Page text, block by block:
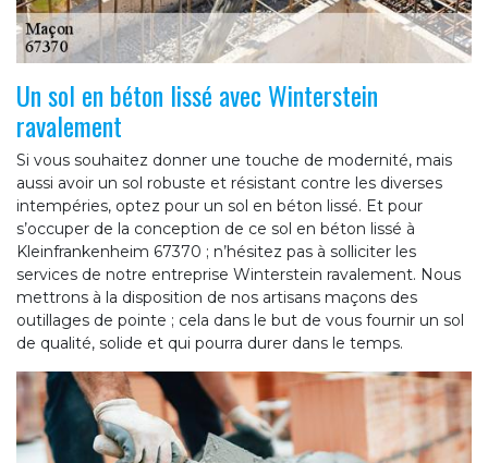
Un sol en béton lissé avec Winterstein
ravalement
Si vous souhaitez donner une touche de modernité, mais
aussi avoir un sol robuste et résistant contre les diverses
intempéries, optez pour un sol en béton lissé. Et pour
s’occuper de la conception de ce sol en béton lissé à
Kleinfrankenheim 67370 ; n’hésitez pas à solliciter les
services de notre entreprise Winterstein ravalement. Nous
mettrons à la disposition de nos artisans maçons des
outillages de pointe ; cela dans le but de vous fournir un sol
de qualité, solide et qui pourra durer dans le temps.